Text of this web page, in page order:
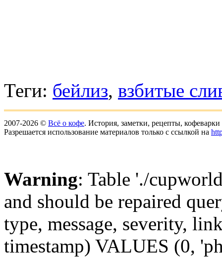
Теги: бейлиз, взбитые
2007-2026 © Всё о кофе. История, заметки, рецепты,
Разрешается использование материалов только с ссылкой на
Warning: Table './
and should be repaired
type, message, severity,
timestamp) VALUES (0,